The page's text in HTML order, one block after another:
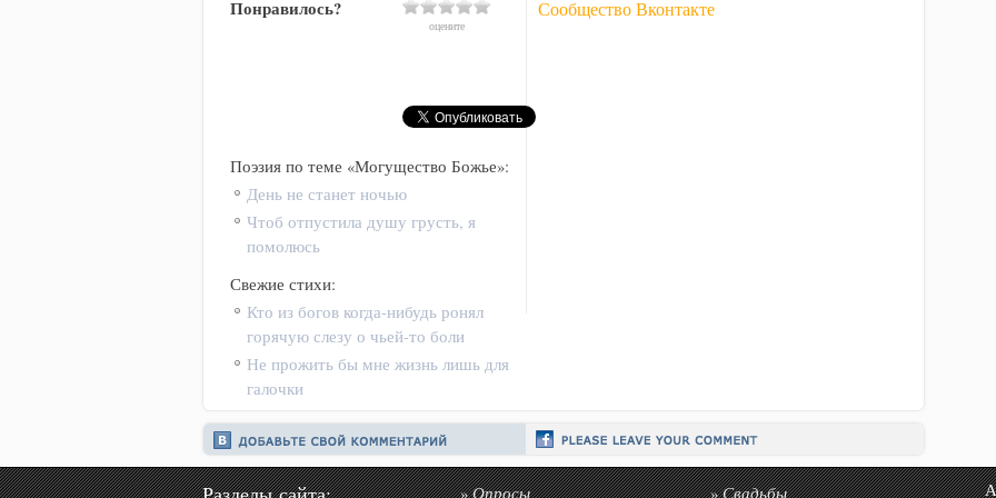
Сообщество Вконтакте
Понравилось?
оцените
Поэзия по теме «Могущество Божье»:
День не станет ночью
Чтоб отпустила душу грусть, я
помолюсь
Свежие стихи:
Кто из богов когда-нибудь ронял
горячую слезу о чьей-то боли
Не прожить бы мне жизнь лишь для
галочки
»Опросы »Свадьбы